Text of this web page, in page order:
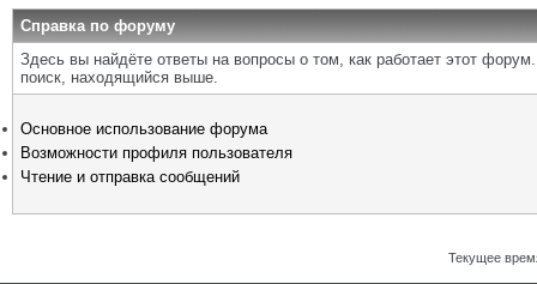
Справка по форуму
Здесь вы найдёте ответы на вопросы о том, как работает этот
поиск, находящийся выше.
Основное использование форума
Возможности профиля пользователя
Чтение и отправка сообщений
Текущее